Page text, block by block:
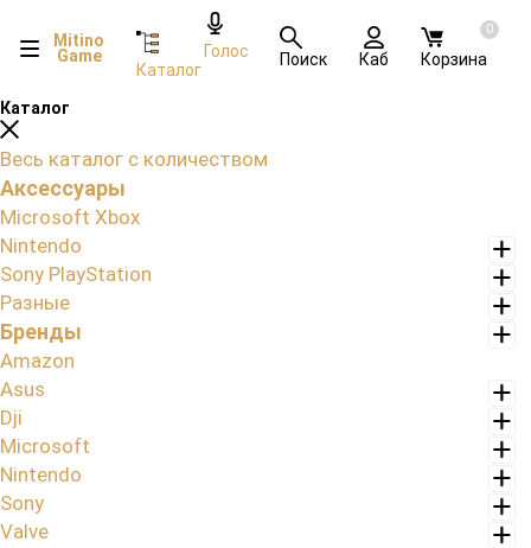
Mitino
Game
Каталог
Голос Поиск Каб
0
Корзина
Каталог
Весь каталог с количеством
Аксессуары
Microsoft Xbox
Nintendo
Sony PlayStation
Разные
Бренды
Amazon
Asus
Dji
Microsoft
Nintendo
Sony
Valve